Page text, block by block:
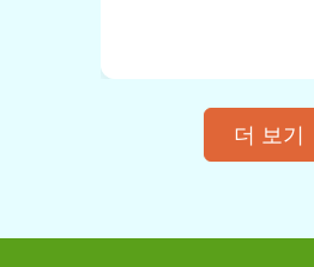
더 보기